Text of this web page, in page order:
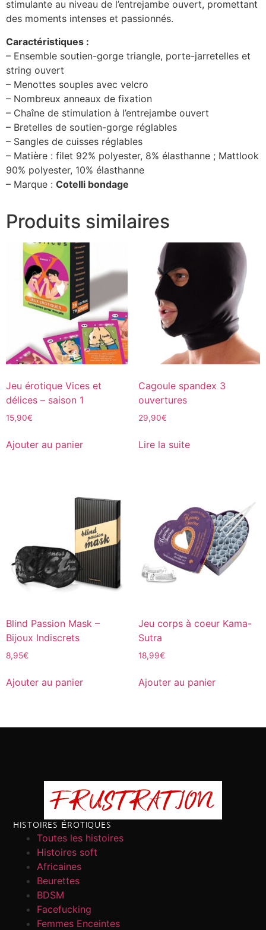
stimulante au niveau de l’entrejambe ouvert, promettant
des moments intenses et passionnés.
Caractéristiques :
– Ensemble soutien-gorge triangle, porte-jarretelles et
string ouvert
– Menottes souples avec velcro
– Nombreux anneaux de fixation
– Chaîne de stimulation à l’entrejambe ouvert
– Bretelles de soutien-gorge réglables
– Sangles de cuisses réglables
– Matière : filet 92% polyester, 8% élasthanne ; Mattlook
90% polyester, 10% élasthanne
– Marque : Cotelli bondage
Produits similaires
Jeu érotique Vices et
délices – saison 1
15,90€
Ajouter au panier
Cagoule spandex 3
ouvertures
29,90€
Lire la suite
Blind Passion Mask –
Bijoux Indiscrets
8,95€
Ajouter au panier
Jeu corps à coeur Kama-
Sutra
18,99€
Ajouter au panier
HISTOIRES ÉROTIQUES
Toutes les histoires
Histoires soft
Africaines
Beurettes
BDSM
Facefucking
Femmes Enceintes